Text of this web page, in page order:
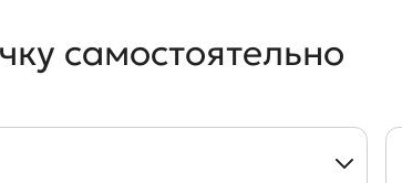
самостоятельно